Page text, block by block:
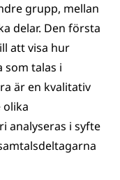
grupp, mellan
delar. Den första
att visa hur
som talas i
är en kvalitativ
olika
analyseras i syfte